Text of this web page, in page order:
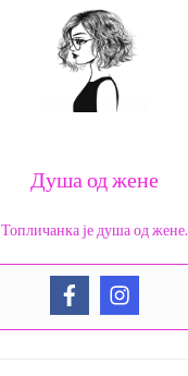
Душа од жене
Топличанка је душа од жене.